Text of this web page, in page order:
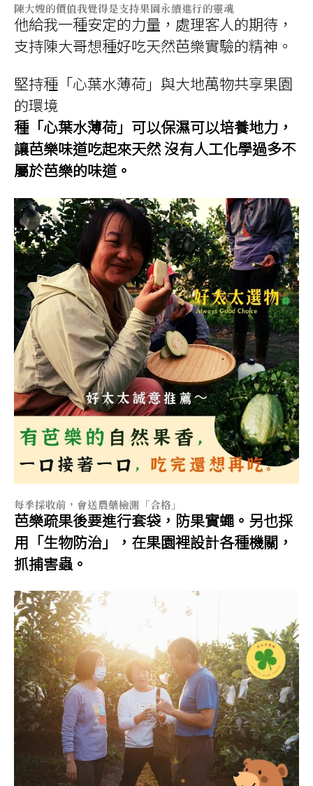
陳大嫂的價值我覺得是支持果園永續進行的靈魂
他給我一種安定的力量，處理客人的期待，
支持陳大哥想種好吃天然芭樂實驗的精神。
堅持種「心葉水薄荷」與大地萬物共享果園
的環境
種「心葉水薄荷」可以保濕可以培養地力，
讓芭樂味道吃起來天然 沒有人工化學過多不
屬於芭樂的味道。
每季採收前，會送農藥檢測「合格」
芭樂疏果後要進行套袋，防果實蠅。另也採
用「生物防治」，在果園裡設計各種機關，
抓捕害蟲。